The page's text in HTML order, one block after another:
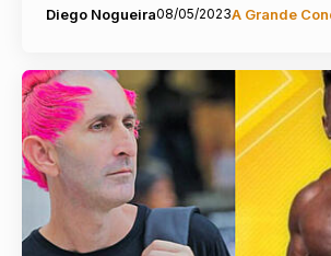
Diego Nogueira08/05/2023A Grande